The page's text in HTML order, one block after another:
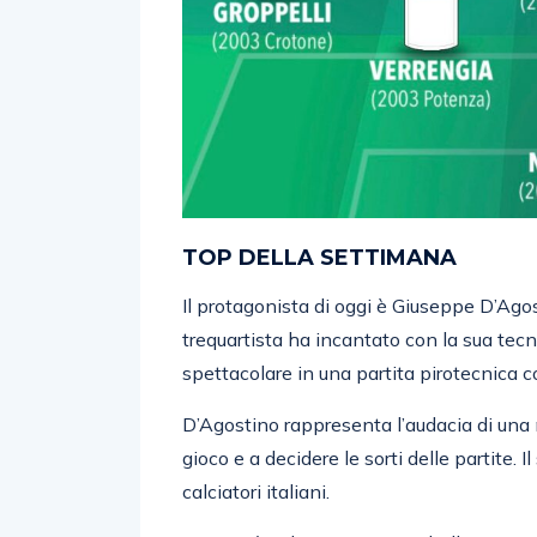
TOP DELLA SETTIMANA
Il protagonista di oggi è Giuseppe
trequartista ha incantato con la sua
spettacolare in una partita pirotecnica
D’Agostino rappresenta l’audacia di
gioco e a decidere le sorti delle partite.
calciatori italiani.